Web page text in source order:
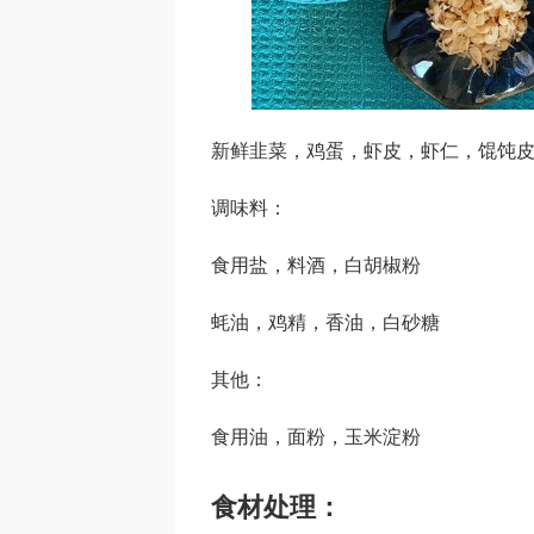
新鲜韭菜，鸡蛋，虾皮，虾仁，馄饨皮
调味料：
食用盐，料酒，白胡椒粉
蚝油，鸡精，香油，白砂糖
其他：
食用油，面粉，玉米淀粉
食材处理：